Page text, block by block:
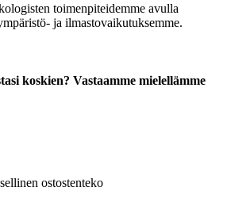
toimenpiteidemme avulla
ja ilmastovaikutuksemme.
koskien? Vastaamme mielellämme
ostostenteko